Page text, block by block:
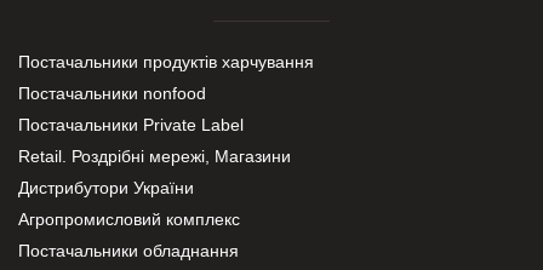
Постачальники продуктів харчування
Постачальники nonfood
Постачальники Private Label
Retail. Роздрібні мережі, Магазини
Дистрибутори України
Агропромисловий комплекс
Постачальники обладнання